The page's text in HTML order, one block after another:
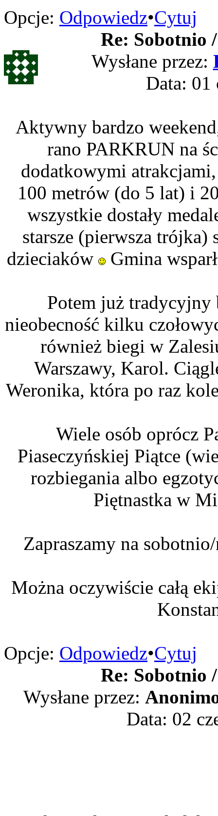
Opcje: Odpowiedz•Cytuj
Re: Sobotnio
Wysłane przez:
Data: 01
Aktywny bardzo
rano PARKRUN na
dodatkowymi
100 metrów (do 5 lat) i
wszystkie dostały
starsze (pierwsza trójka)
dzieciaków
Gmina
Potem już tradycyjny
nieobecność kilku
również biegi w
Warszawy, Karol.
Weronika, która po raz
Wiele osób oprócz
Piaseczyńskiej Piątce
rozbiegania albo
Piętnastka w
Zapraszamy na
Można oczywiście całą
Opcje: Odpowiedz•Cytuj
Re: Sobotnio
Wysłane przez:
Data: 02